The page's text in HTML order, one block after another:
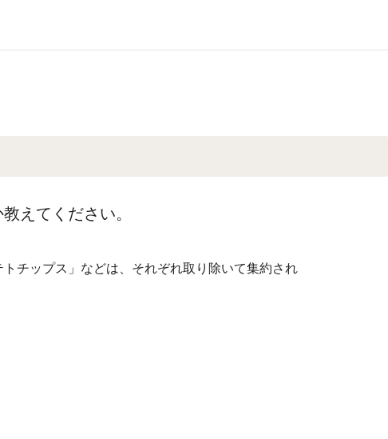
えてください。
チップス」などは、それぞれ取り除いて集約され